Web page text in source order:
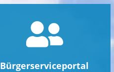
Bürgerserviceportal